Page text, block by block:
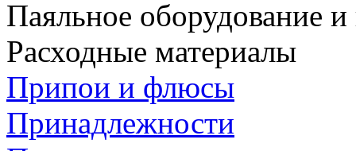
Паяльное оборудование
Расходные материалы
Припои и флюсы
Принадлежности